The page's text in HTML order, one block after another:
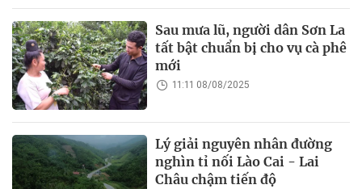
Sau mưa lũ, người dân Sơn La
tất bật chuẩn bị cho vụ cà phê
mới
11:11 08/08/2025
Lý giải nguyên nhân đường
nghìn tỉ nối Lào Cai - Lai
Châu chậm tiến độ